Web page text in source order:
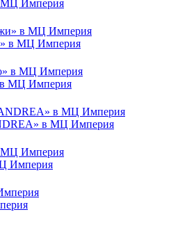
МЦ Империя
в МЦ Империя
МЦ Империя
в МЦ Империя
Империя